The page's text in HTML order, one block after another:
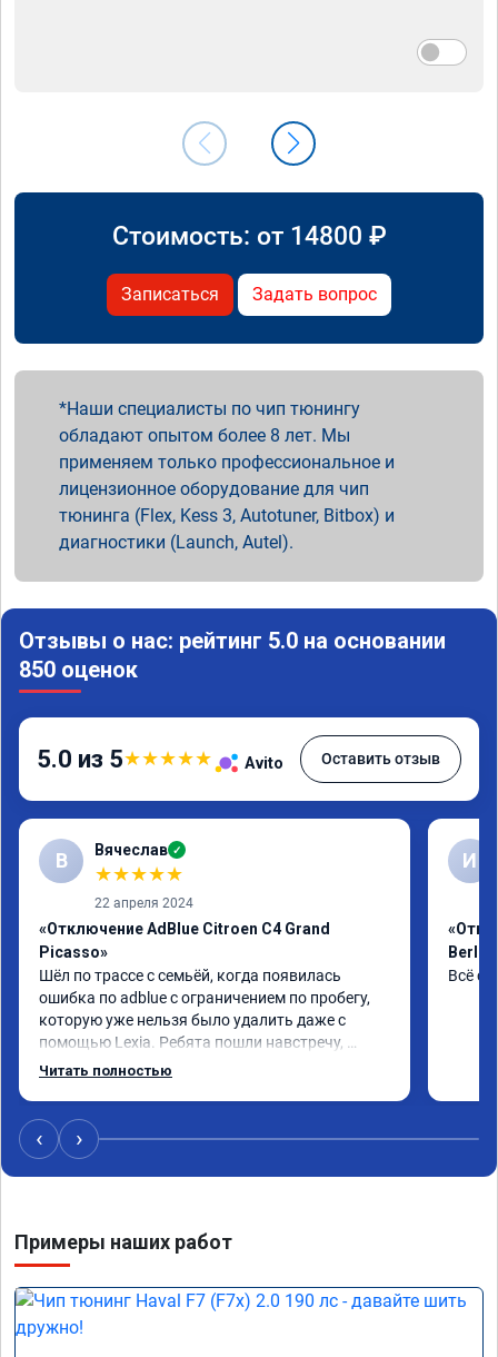
Стоимость: от 14800 ₽
Записаться Задать вопрос
Наши специалисты по чип тюнингу
обладают опытом более 8 лет. Мы
применяем только профессиональное и
лицензионное оборудование для чип
тюнинга (Flex, Kess 3, Autotuner, Bitbox) и
диагностики (Launch, Autel).
Отзывы о нас: рейтинг 5.0 на основании
850 оценок
5.0 из 5★★★★★ Avito Оставить отзыв
В Вячеслав ✓
★★★★★
22 апреля 2024
«Отключение AdBlue Citroen C4 Grand
Picasso»
Шёл по трассе с семьёй, когда появилась
ошибка по adblue с ограничением по пробегу,
которую уже нельзя было удалить даже с
помощью Lexia. Ребята пошли навстречу,
оперативно приняли и за час отшили как
Читать полностью
И
Всё
‹ ›
Примеры наших работ